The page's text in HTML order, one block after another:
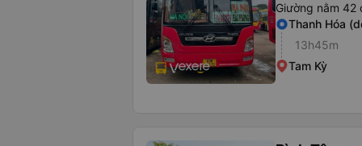
Giường nằm 42
Thanh Hóa
13h45m
Tam Kỳ